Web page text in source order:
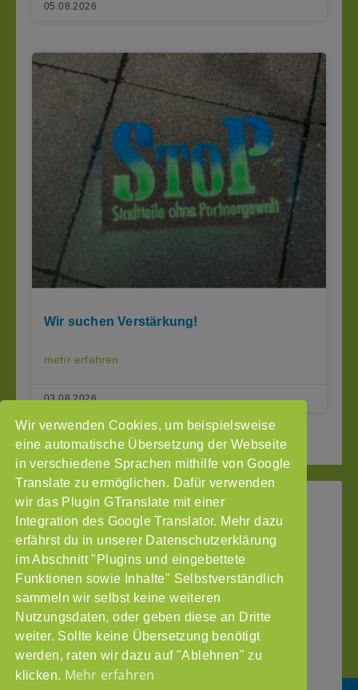
05.08.2026
Wir suchen Verstärkung!
mehr erfahren
03.08.2026
« Seite zurück 1 2 3 Seite vor »
Wir verwenden Cookies, um beispielsweise
eine automatische Übersetzung der Webseite
in verschiedene Sprachen mithilfe von Google
Translate zu ermöglichen. Dafür verwenden
wir das Plugin GTranslate mit einer
Integration des Google Translator. Mehr dazu
erfährst du in unserer Datenschutzerklärung
im Abschnitt "Plugins und eingebettete
Funktionen sowie Inhalte" Selbstverständlich
sammeln wir selbst keine weiteren
Nutzungsdaten, oder geben diese an Dritte
weiter. Sollte keine Übersetzung benötigt
werden, raten wir dazu auf "Ablehnen" zu
klicken. Mehr erfahren
StoP
–
Stadtteile
ohne
Partnergewalt
e.V.
Pinnasberg
27
20359
Intranet
Impressum
Datenschutzerklärung
Gefördert
durch